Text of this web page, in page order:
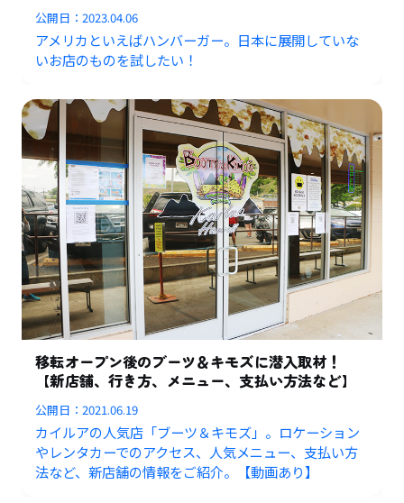
公開日：2023.04.06
アメリカといえばハンバーガー。日本に展開していな
いお店のものを試したい！
移転オープン後のブーツ＆キモズに潜入取材！
【新店舗、行き方、メニュー、支払い方法など】
公開日：2021.06.19
カイルアの人気店「ブーツ＆キモズ」。ロケーション
やレンタカーでのアクセス、人気メニュー、支払い方
法など、新店舗の情報をご紹介。【動画あり】